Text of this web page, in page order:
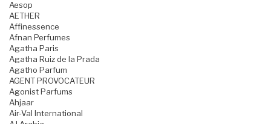
Aesop
AETHER
Affinessence
Afnan Perfumes
Agatha Paris
Agatha Ruiz de la Prada
Agatho Parfum
AGENT PROVOCATEUR
Agonist Parfums
Ahjaar
Air-Val International